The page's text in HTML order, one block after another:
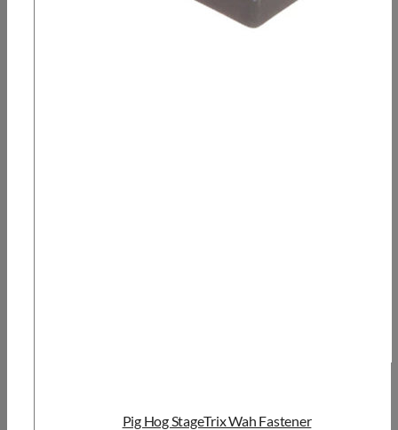
Pig Hog StageTrix Wah Fastener